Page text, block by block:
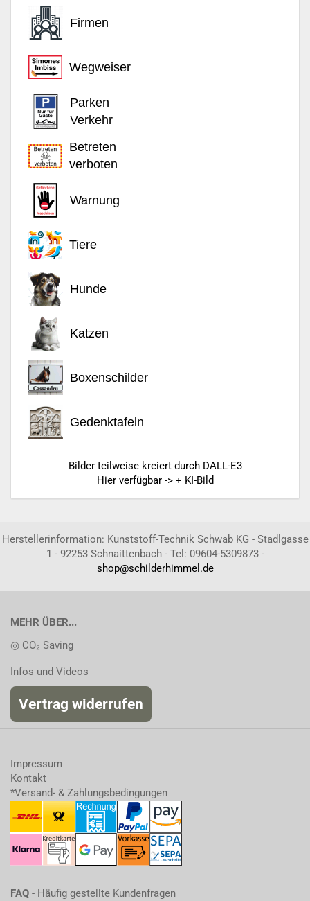
Firmen
Wegweiser
Parken
Verkehr
Betreten
verboten
Warnung
Tiere
Hunde
Katzen
Boxenschilder
Gedenktafeln
Bilder teilweise kreiert durch DALL-E3
Hier verfügbar -> + KI-Bild
Herstellerinformation: Kunststoff-Technik Schwab KG - Stadlgasse
1 - 92253 Schnaittenbach - Tel: 09604-5309873 -
shop@schilderhimmel.de
MEHR ÜBER...
◎ CO₂ Saving
Infos und Videos
Vertrag widerrufen
Impressum
Kontakt
*Versand- & Zahlungsbedingungen
FAQ - Häufig gestellte Kundenfragen